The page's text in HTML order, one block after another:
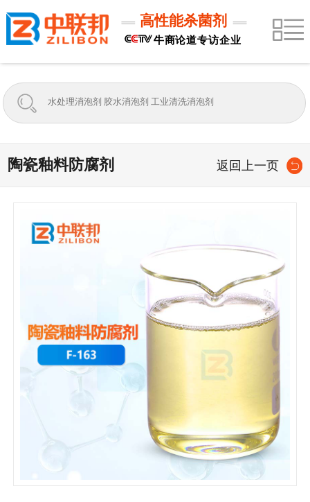
高性能杀菌剂
牛商论道专访企业
陶瓷釉料防腐剂 返回上一页